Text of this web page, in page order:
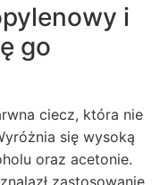
i
go
ciecz, która nie
się wysoką
oraz acetonie.
zastosowanie